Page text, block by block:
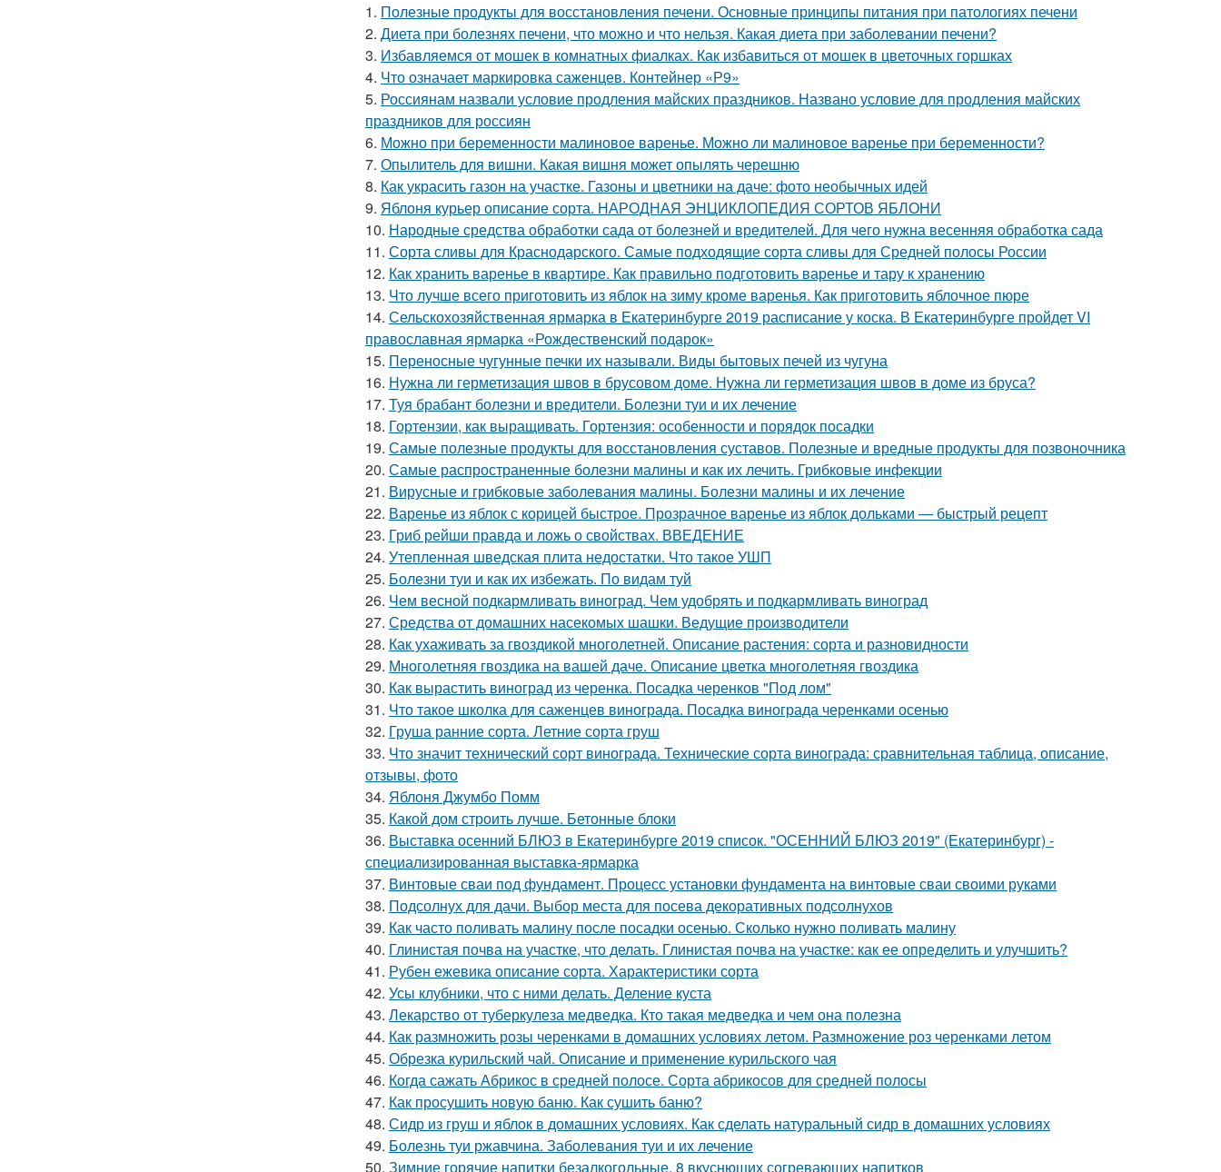
1. Полезные продукты для восстановления печени. Основные принципы питания при патологиях печени
2. Диета при болезнях печени, что можно и что нельзя. Какая диета при заболевании печени?
3. Избавляемся от мошек в комнатных фиалках. Как избавиться от мошек в цветочных горшках
4. Что означает маркировка саженцев. Контейнер «Р9»
5. Россиянам назвали условие продления майских праздников. Названо условие для продления майских
праздников для россиян
6. Можно при беременности малиновое варенье. Можно ли малиновое варенье при беременности?
7. Опылитель для вишни. Какая вишня может опылять черешню
8. Как украсить газон на участке. Газоны и цветники на даче: фото необычных идей
9. Яблоня курьер описание сорта. НАРОДНАЯ ЭНЦИКЛОПЕДИЯ СОРТОВ ЯБЛОНИ
10. Народные средства обработки сада от болезней и вредителей. Для чего нужна весенняя обработка сада
11. Сорта сливы для Краснодарского. Самые подходящие сорта сливы для Средней полосы России
12. Как хранить варенье в квартире. Как правильно подготовить варенье и тару к хранению
13. Что лучше всего приготовить из яблок на зиму кроме варенья. Как приготовить яблочное пюре
14. Сельскохозяйственная ярмарка в Екатеринбурге 2019 расписание у коска. В Екатеринбурге пройдет VI
православная ярмарка «Рождественский подарок»
15. Переносные чугунные печки их называли. Виды бытовых печей из чугуна
16. Нужна ли герметизация швов в брусовом доме. Нужна ли герметизация швов в доме из бруса?
17. Туя брабант болезни и вредители. Болезни туи и их лечение
18. Гортензии, как выращивать. Гортензия: особенности и порядок посадки
19. Самые полезные продукты для восстановления суставов. Полезные и вредные продукты для позвоночника
20. Самые распространенные болезни малины и как их лечить. Грибковые инфекции
21. Вирусные и грибковые заболевания малины. Болезни малины и их лечение
22. Варенье из яблок с корицей быстрое. Прозрачное варенье из яблок дольками — быстрый рецепт
23. Гриб рейши правда и ложь о свойствах. ВВЕДЕНИЕ
24. Утепленная шведская плита недостатки. Что такое УШП
25. Болезни туи и как их избежать. По видам туй
26. Чем весной подкармливать виноград. Чем удобрять и подкармливать виноград
27. Средства от домашних насекомых шашки. Ведущие производители
28. Как ухаживать за гвоздикой многолетней. Описание растения: сорта и разновидности
29. Многолетняя гвоздика на вашей даче. Описание цветка многолетняя гвоздика
30. Как вырастить виноград из черенка. Посадка черенков "Под лом"
31. Что такое школка для саженцев винограда. Посадка винограда черенками осенью
32. Груша ранние сорта. Летние сорта груш
33. Что значит технический сорт винограда. Технические сорта винограда: сравнительная таблица, описание,
отзывы, фото
34. Яблоня Джумбо Помм
35. Какой дом строить лучше. Бетонные блоки
36. Выставка осенний БЛЮЗ в Екатеринбурге 2019 список. "ОСЕННИЙ БЛЮЗ 2019" (Екатеринбург) -
специализированная выставка-ярмарка
37. Винтовые сваи под фундамент. Процесс установки фундамента на винтовые сваи своими руками
38. Подсолнух для дачи. Выбор места для посева декоративных подсолнухов
39. Как часто поливать малину после посадки осенью. Сколько нужно поливать малину
40. Глинистая почва на участке, что делать. Глинистая почва на участке: как ее определить и улучшить?
41. Рубен ежевика описание сорта. Характеристики сорта
42. Усы клубники, что с ними делать. Деление куста
43. Лекарство от туберкулеза медведка. Кто такая медведка и чем она полезна
44. Как размножить розы черенками в домашних условиях летом. Размножение роз черенками летом
45. Обрезка курильский чай. Описание и применение курильского чая
46. Когда сажать Абрикос в средней полосе. Сорта абрикосов для средней полосы
47. Как просушить новую баню. Как сушить баню?
48. Сидр из груш и яблок в домашних условиях. Как сделать натуральный сидр в домашних условиях
49. Болезнь туи ржавчина. Заболевания туи и их лечение
50. Зимние горячие напитки безалкогольные. 8 вкуснющих согревающих напитков